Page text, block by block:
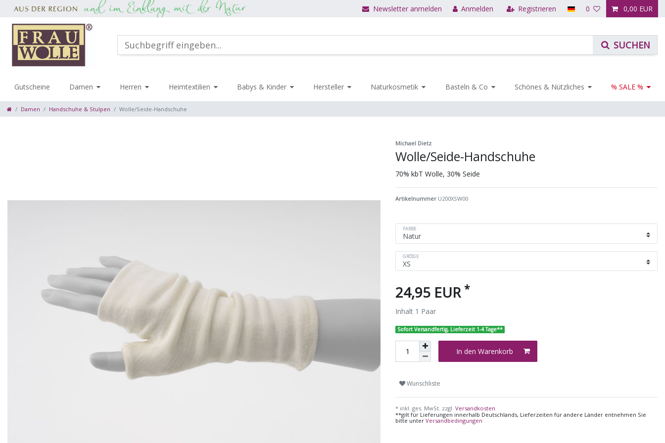
Newsletter anmelden Anmelden Registrieren 0 0,00 EUR
Gutscheine Damen Herren Heimtextilien Babys & Kinder Hersteller Naturkosmetik Basteln & Co Schönes & Nützliches % SALE %
Damen Handschuhe & Stulpen Wolle/Seide-Handschuhe
Michael Dietz
Wolle/Seide-Handschuhe
70% kbT Wolle, 30% Seide
Artikelnummer U200XSW00
FARBE
GRÖSSE
24,95 EUR *
Inhalt 1 Paar
Sofort Versandfertig, Lieferzeit 1-4 Tage**
In den Warenkorb
Wunschliste
* inkl. ges. MwSt. zzgl. Versandkosten
**gilt für Lieferungen innerhalb Deutschlands, Lieferzeiten für andere Länder entnehmen Sie
bitte unter Versandbedingungen